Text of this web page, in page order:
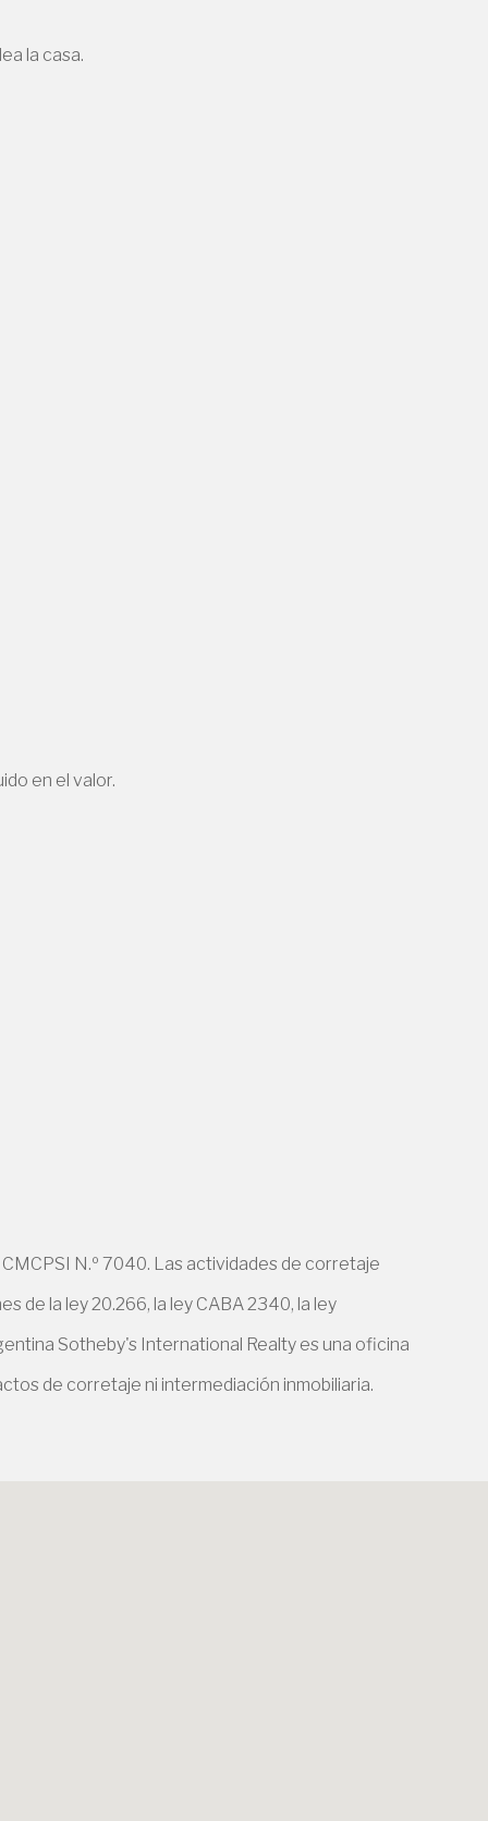
la casa.
en el valor.
N.º 7040. Las actividades de corretaje
de la ley 20.266, la ley CABA 2340, la ley
Sotheby's International Realty es una oficina
de corretaje ni intermediación inmobiliaria.